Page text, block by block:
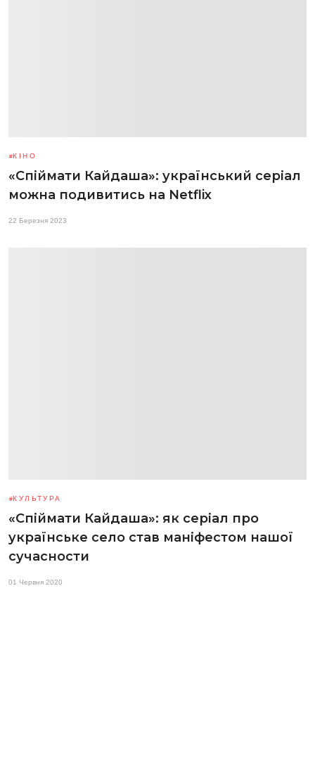
КІНО
«Спіймати Кайдаша»: український серіал
можна подивитись на Netflix
22 Березня 2023
КУЛЬТУРА
«Спіймати Кайдаша»: як серіал про
українське село став маніфестом нашої
сучасности
01 Червня 2020